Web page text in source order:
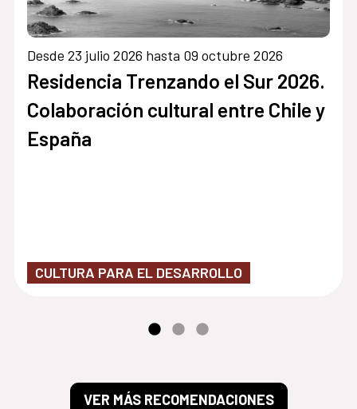
Desde 23 julio 2026 hasta 09 octubre 2026
Residencia Trenzando el Sur 2026.
Colaboración cultural entre Chile y
España
CULTURA PARA EL DESARROLLO
VER MÁS RECOMENDACIONES